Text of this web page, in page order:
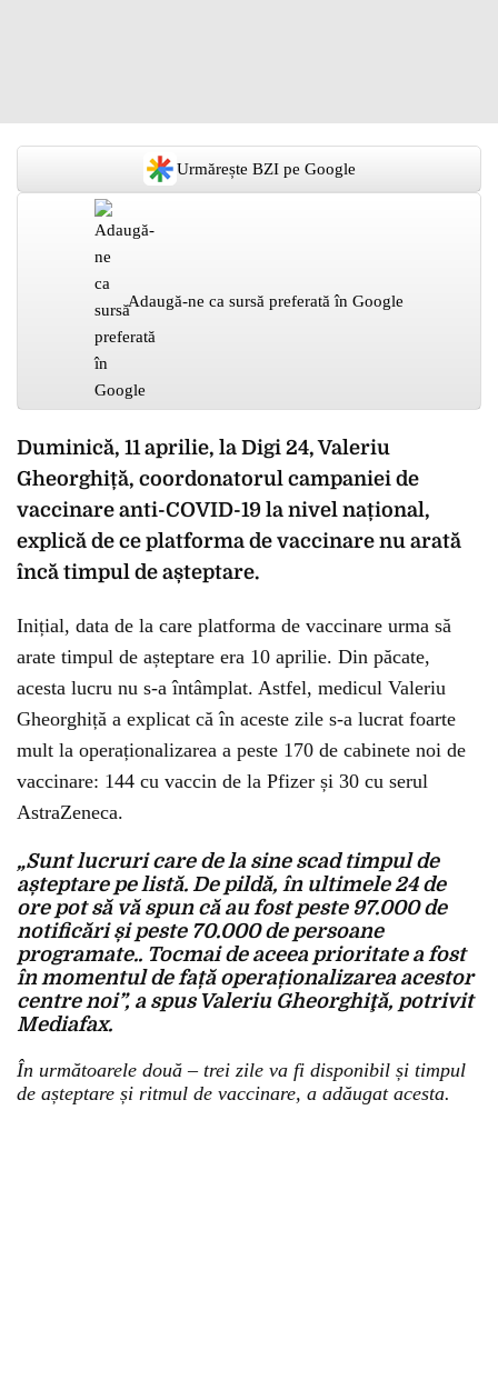
Urmărește BZI pe Google
Adaugă-ne ca sursă preferată în Google
Duminică, 11 aprilie, la Digi 24, Valeriu
Gheorghiță, coordonatorul campaniei de
vaccinare anti-COVID-19 la nivel național,
explică de ce platforma de vaccinare nu arată
încă timpul de așteptare.
Inițial, data de la care platforma de vaccinare urma să
arate timpul de așteptare era 10 aprilie. Din păcate,
acesta lucru nu s-a întâmplat. Astfel, medicul Valeriu
Gheorghiță a explicat că în aceste zile s-a lucrat foarte
mult la operaționalizarea a peste 170 de cabinete noi de
vaccinare: 144 cu vaccin de la Pfizer și 30 cu serul
AstraZeneca.
„Sunt lucruri care de la sine scad timpul de
așteptare pe listă. De pildă, în ultimele 24 de
ore pot să vă spun că au fost peste 97.000 de
notificări și peste 70.000 de persoane
programate.. Tocmai de aceea prioritate a fost
în momentul de față operaționalizarea acestor
centre noi”, a spus Valeriu Gheorghiţă, potrivit
Mediafax.
În următoarele două – trei zile va fi disponibil și timpul
de așteptare și ritmul de vaccinare, a adăugat acesta.